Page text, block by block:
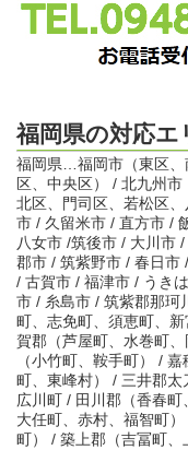
福岡県の対応エ
福岡県…福岡市（東区、
区、中央区） / 北九州
北区、門司区、若松区
市 / 久留米市 / 直方市 /
八女市 /筑後市 / 大川市
郡市 / 筑紫野市 / 春日市
/ 古賀市 / 福津市 / うき
市 / 糸島市 / 筑紫郡那珂
町、志免町、須恵町、
賀郡（芦屋町、水巻町
（小竹町、鞍手町） /
町、東峰村） / 三井郡
広川町 / 田川郡（香春町
大任町、赤村、福智町
町） / 築上郡（吉冨町、